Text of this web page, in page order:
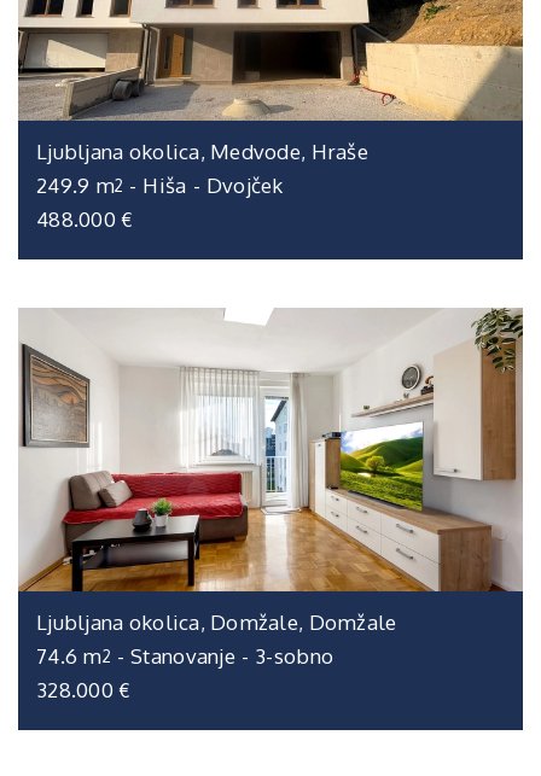
Ljubljana okolica, Medvode, Hraše
249.9 m2 - Hiša - Dvojček
488.000 €
Ljubljana okolica, Domžale, Domžale
74.6 m2 - Stanovanje - 3-sobno
328.000 €